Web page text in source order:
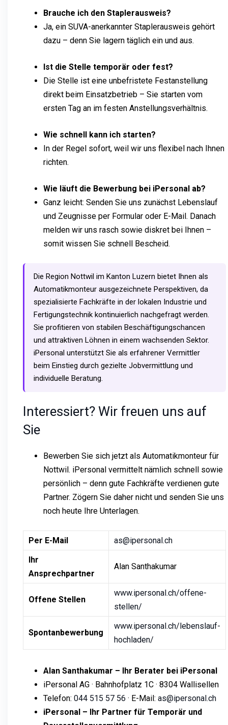
Brauche ich den Staplerausweis?
Ja, ein SUVA-anerkannter Staplerausweis gehört
dazu – denn Sie lagern täglich ein und aus.
Ist die Stelle temporär oder fest?
Die Stelle ist eine unbefristete Festanstellung
direkt beim Einsatzbetrieb – Sie starten vom
ersten Tag an im festen Anstellungsverhältnis.
Wie schnell kann ich starten?
In der Regel sofort, weil wir uns flexibel nach Ihnen
richten.
Wie läuft die Bewerbung bei iPersonal ab?
Ganz leicht: Senden Sie uns zunächst Lebenslauf
und Zeugnisse per Formular oder E-Mail. Danach
melden wir uns rasch sowie diskret bei Ihnen –
somit wissen Sie schnell Bescheid.
Die Region Nottwil im Kanton Luzern bietet Ihnen als
Automatikmonteur ausgezeichnete Perspektiven, da
spezialisierte Fachkräfte in der lokalen Industrie und
Fertigungstechnik kontinuierlich nachgefragt werden.
Sie profitieren von stabilen Beschäftigungschancen
und attraktiven Löhnen in einem wachsenden Sektor.
iPersonal unterstützt Sie als erfahrener Vermittler
beim Einstieg durch gezielte Jobvermittlung und
individuelle Beratung.
Interessiert? Wir freuen uns auf
Sie
Bewerben Sie sich jetzt als Automatikmonteur für
Nottwil. iPersonal vermittelt nämlich schnell sowie
persönlich – denn gute Fachkräfte verdienen gute
Partner. Zögern Sie daher nicht und senden Sie uns
noch heute Ihre Unterlagen.
Per E-Mail
as@ipersonal.ch
Ihr
Ansprechpartner
Alan Santhakumar
Offene Stellen
www.ipersonal.ch/offene-
stellen/
Spontanbewerbung
www.ipersonal.ch/lebenslauf-
hochladen/
Alan Santhakumar – Ihr Berater bei iPersonal
iPersonal AG · Bahnhofplatz 1C · 8304 Wallisellen
Telefon: 044 515 57 56 · E-Mail: as@ipersonal.ch
iPersonal – Ihr Partner für Temporär und